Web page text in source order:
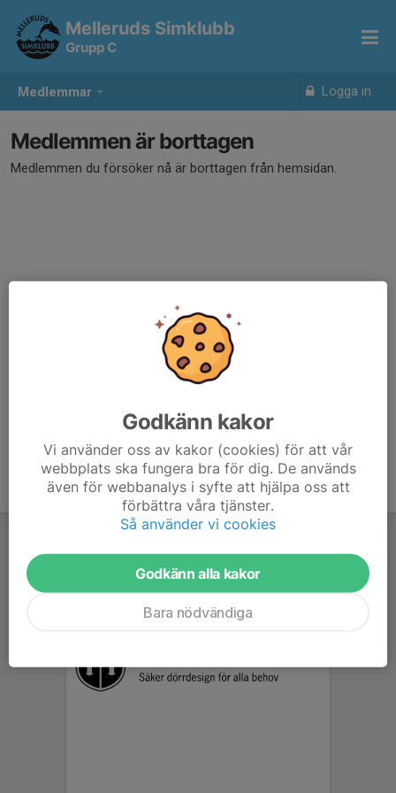
Medlemmar Logga in
Melleruds Simklubb
Grupp C
Medlemmen är borttagen
Medlemmen du försöker nå är borttagen från hemsidan.
Godkänn kakor
Vi använder oss av kakor (cookies) för att vår
webbplats ska fungera bra för dig. De används
även för webbanalys i syfte att hjälpa oss att
förbättra våra tjänster.
Så använder vi cookies
Godkänn alla kakor
Bara nödvändiga